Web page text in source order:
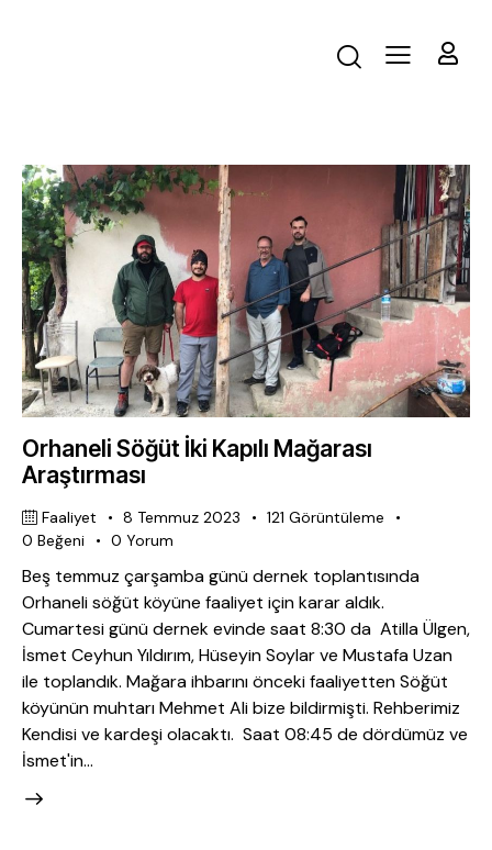
Orhaneli Söğüt İki Kapılı Mağarası
Araştırması
Faaliyet 8 Temmuz 2023 121 Görüntüleme
0 Beğeni 0 Yorum
Beş temmuz çarşamba günü dernek toplantısında
Orhaneli söğüt köyüne faaliyet için karar aldık.
Cumartesi günü dernek evinde saat 8:30 da Atilla Ülgen,
İsmet Ceyhun Yıldırım, Hüseyin Soylar ve Mustafa Uzan
ile toplandık. Mağara ihbarını önceki faaliyetten Söğüt
köyünün muhtarı Mehmet Ali bize bildirmişti. Rehberimiz
Kendisi ve kardeşi olacaktı. Saat 08:45 de dördümüz ve
İsmet'in…